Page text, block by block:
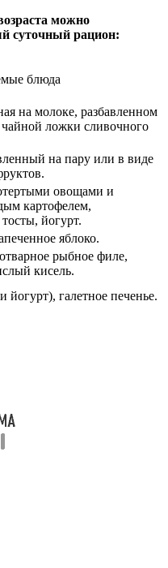
можно
суточный рацион:
блюда
на молоке, разбавленном
ложки сливочного
на пару или в виде
овощами и
картофелем,
йогурт.
яблоко.
рыбное филе,
кисель.
галетное печенье.